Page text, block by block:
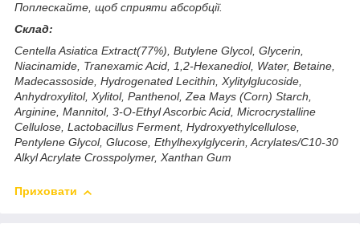
Поплескайте, щоб сприяти абсорбції.
Склад:
Centella Asiatica Extract(77%), Butylene Glycol, Glycerin,
Niacinamide, Tranexamic Acid, 1,2-Hexanediol, Water, Betaine,
Madecassoside, Hydrogenated Lecithin, Xylitylglucoside,
Anhydroxylitol, Xylitol, Panthenol, Zea Mays (Corn) Starch,
Arginine, Mannitol, 3-O-Ethyl Ascorbic Acid, Microcrystalline
Cellulose, Lactobacillus Ferment, Hydroxyethylcellulose,
Pentylene Glycol, Glucose, Ethylhexylglycerin, Acrylates/C10-30
Alkyl Acrylate Crosspolymer, Xanthan Gum
Приховати